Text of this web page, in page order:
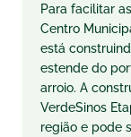
Para facilitar
Centro
está
estende do
arroio. A
VerdeSinos
região e pode